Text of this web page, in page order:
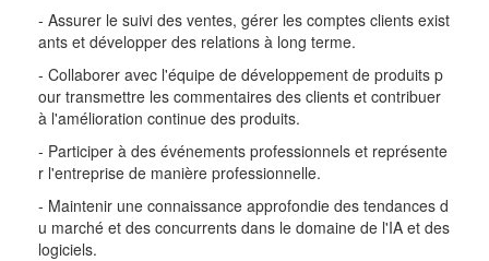
- Assurer le suivi des ventes, gérer les comptes clients exist
ants et développer des relations à long terme.
- Collaborer avec l'équipe de développement de produits p
our transmettre les commentaires des clients et contribuer
à l'amélioration continue des produits.
- Participer à des événements professionnels et représente
r l'entreprise de manière professionnelle.
- Maintenir une connaissance approfondie des tendances d
u marché et des concurrents dans le domaine de l'IA et des
logiciels.